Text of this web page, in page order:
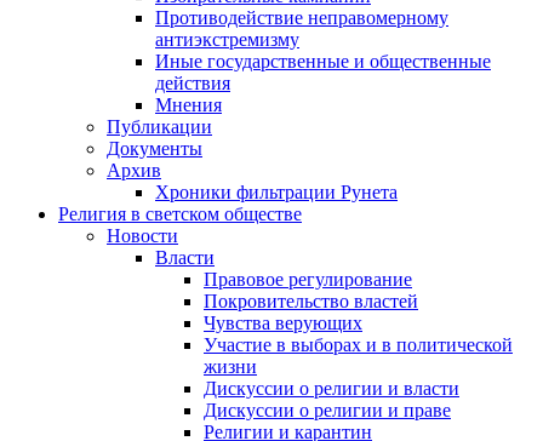
Противодействие неправомерному
антиэкстремизму
Иные государственные и общественные
действия
Мнения
Публикации
Документы
Архив
Хроники фильтрации Рунета
Религия в светском обществе
Новости
Власти
Правовое регулирование
Покровительство властей
Чувства верующих
Участие в выборах и в политической
жизни
Дискуссии о религии и власти
Дискуссии о религии и праве
Религии и карантин